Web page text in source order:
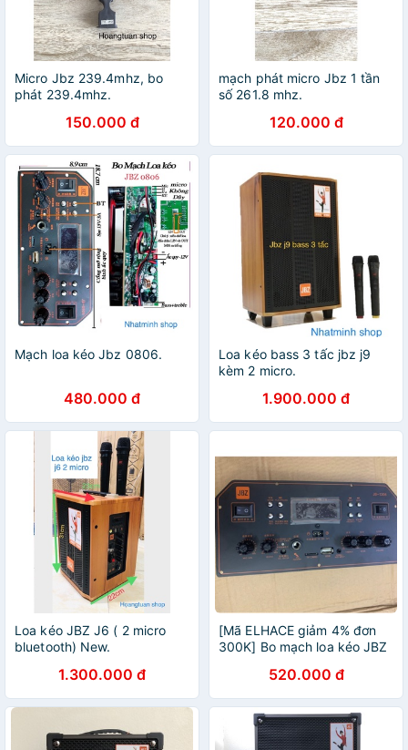
Micro Jbz 239.4mhz, bo
phát 239.4mhz.
150.000 đ
mạch phát micro Jbz 1 tần
số 261.8 mhz.
120.000 đ
Mạch loa kéo Jbz 0806.
480.000 đ
Loa kéo bass 3 tấc jbz j9
kèm 2 micro.
1.900.000 đ
Loa kéo JBZ J6 ( 2 micro
bluetooth) New.
1.300.000 đ
[Mã ELHACE giảm 4% đơn
300K] Bo mạch loa kéo JBZ
gồm mạch micro).
520.000 đ